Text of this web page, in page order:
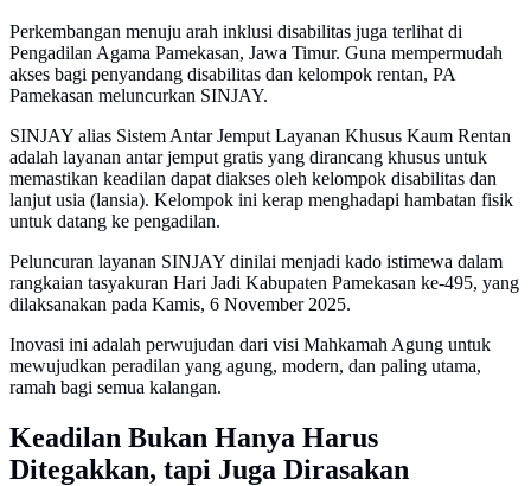
Perkembangan menuju arah inklusi disabilitas juga terlihat di
Pengadilan Agama Pamekasan, Jawa Timur. Guna mempermudah
akses bagi penyandang disabilitas dan kelompok rentan, PA
Pamekasan meluncurkan SINJAY.
SINJAY alias Sistem Antar Jemput Layanan Khusus Kaum Rentan
adalah layanan antar jemput gratis yang dirancang khusus untuk
memastikan keadilan dapat diakses oleh kelompok disabilitas dan
lanjut usia (lansia). Kelompok ini kerap menghadapi hambatan fisik
untuk datang ke pengadilan.
Peluncuran layanan SINJAY dinilai menjadi kado istimewa dalam
rangkaian tasyakuran Hari Jadi Kabupaten Pamekasan ke-495, yang
dilaksanakan pada Kamis, 6 November 2025.
Inovasi ini adalah perwujudan dari visi Mahkamah Agung untuk
mewujudkan peradilan yang agung, modern, dan paling utama,
ramah bagi semua kalangan.
Keadilan Bukan Hanya Harus
Ditegakkan, tapi Juga Dirasakan